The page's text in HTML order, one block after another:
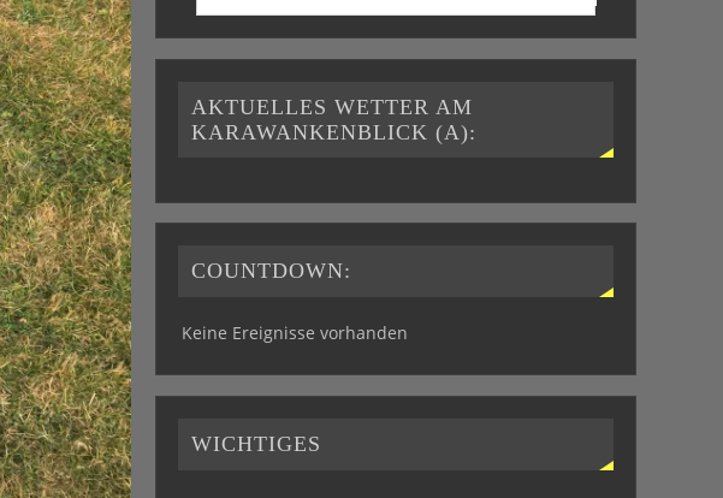
AKTUELLES WETTER AM
KARAWANKENBLICK (A):
COUNTDOWN:
Keine Ereignisse vorhanden
WICHTIGES